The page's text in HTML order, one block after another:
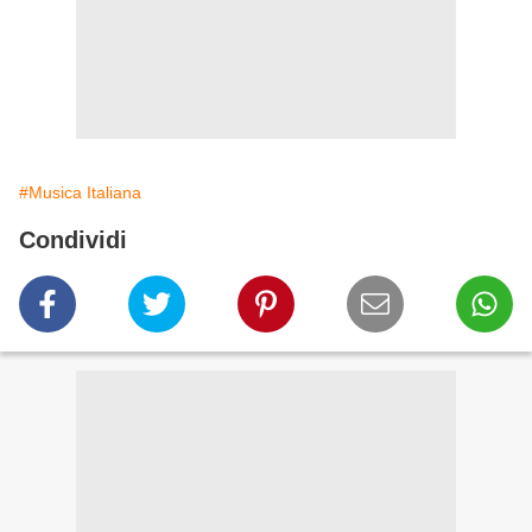
#Musica Italiana
Condividi